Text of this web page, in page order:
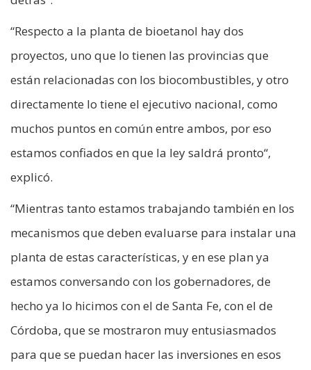
“Respecto a la planta de bioetanol hay dos
proyectos, uno que lo tienen las provincias que
están relacionadas con los biocombustibles, y otro
directamente lo tiene el ejecutivo nacional, como
muchos puntos en común entre ambos, por eso
estamos confiados en que la ley saldrá pronto“,
explicó.
“Mientras tanto estamos trabajando también en los
mecanismos que deben evaluarse para instalar una
planta de estas características, y en ese plan ya
estamos conversando con los gobernadores, de
hecho ya lo hicimos con el de Santa Fe, con el de
Córdoba, que se mostraron muy entusiasmados
para que se puedan hacer las inversiones en esos